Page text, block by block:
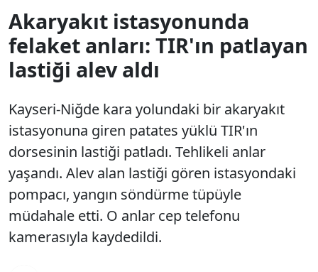
Akaryakıt istasyonunda
felaket anları: TIR'ın patlayan
lastiği alev aldı
Kayseri-Niğde kara yolundaki bir akaryakıt
istasyonuna giren patates yüklü TIR'ın
dorsesinin lastiği patladı. Tehlikeli anlar
yaşandı. Alev alan lastiği gören istasyondaki
pompacı, yangın söndürme tüpüyle
müdahale etti. O anlar cep telefonu
kamerasıyla kaydedildi.